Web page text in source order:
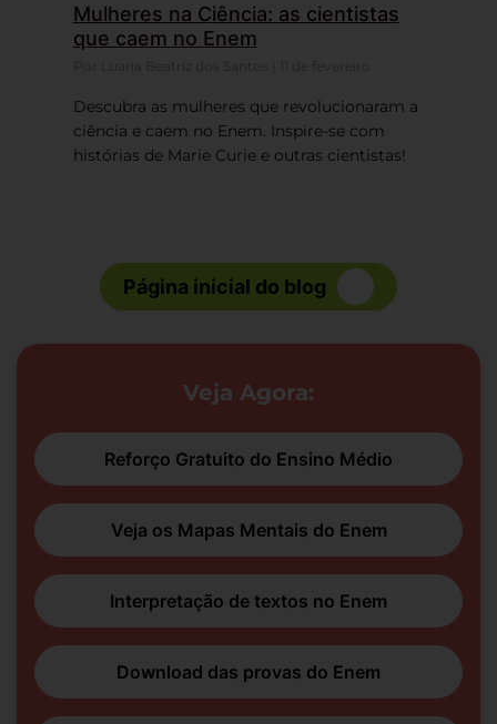
Mulheres na Ciência: as cientistas
que caem no Enem
Descubra as mulheres que revolucionaram a
ciência e caem no Enem. Inspire-se com
histórias de Marie Curie e outras cientistas!
Página inicial do blog
Veja Agora:
Reforço Gratuito do Ensino Médio
Veja os Mapas Mentais do Enem
Interpretação de textos no Enem
Download das provas do Enem